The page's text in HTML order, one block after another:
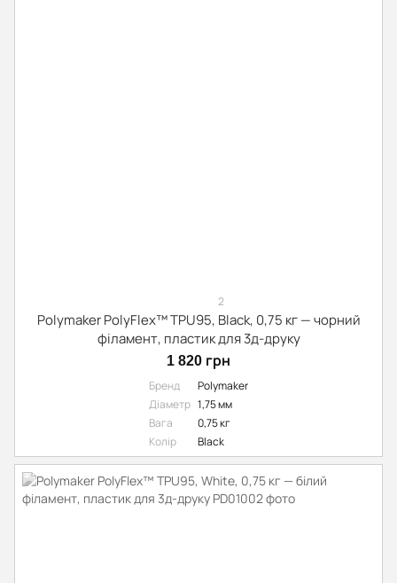
2
Polymaker PolyFlex™ TPU95, Black, 0,75 кг — чорний
філамент, пластик для 3д-друку
1 820 грн
Бренд
Polymaker
Діаметр 1,75 мм
Вага
0,75 кг
Колір
Black